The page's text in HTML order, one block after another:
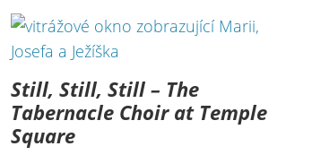
Still, Still, Still – The
Tabernacle Choir at Temple
Square